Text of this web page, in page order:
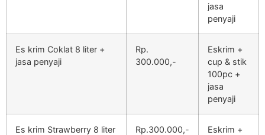
jasa
penyaji
Es krim Coklat 8 liter +
jasa penyaji
Rp.
300.000,-
Eskrim +
cup & stik
100pc +
jasa
penyaji
Es krim Strawberry 8 liter
Rp.300.000,-
Eskrim +